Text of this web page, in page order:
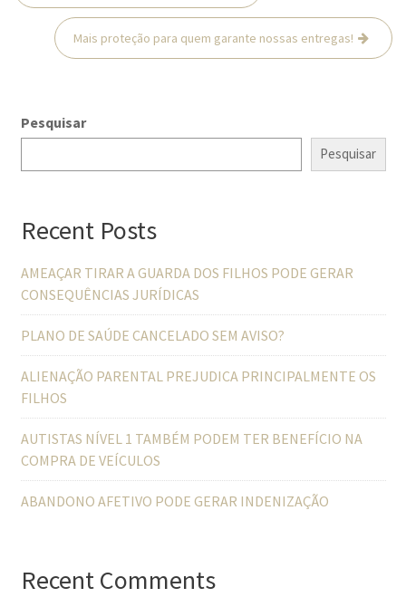
Post
Mais proteção para quem garante nossas entregas!
Pesquisar
Pesquisar
Recent Posts
AMEAÇAR TIRAR A GUARDA DOS FILHOS PODE GERAR
CONSEQUÊNCIAS JURÍDICAS
PLANO DE SAÚDE CANCELADO SEM AVISO?
ALIENAÇÃO PARENTAL PREJUDICA PRINCIPALMENTE OS
FILHOS
AUTISTAS NÍVEL 1 TAMBÉM PODEM TER BENEFÍCIO NA
COMPRA DE VEÍCULOS
ABANDONO AFETIVO PODE GERAR INDENIZAÇÃO
Recent Comments